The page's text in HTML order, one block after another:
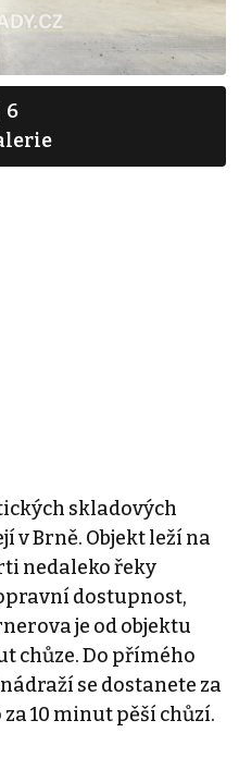
6
skladových
v Brně. Objekt leží na
nedaleko řeky
dostupnost,
je od objektu
chůze. Do přímého
se dostanete za
10 minut pěší chůzí.